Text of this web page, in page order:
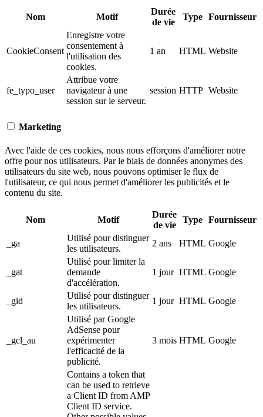
Nom Motif
Durée
de vie
Type Fournisseur
CookieConsent
Enregistre votre
consentement à
l'utilisation des
cookies.
1 an HTML Website
fe_typo_user
Attribue votre
navigateur à une
session sur le serveur.
session HTTP Website
Marketing
Avec l'aide de ces cookies, nous nous efforçons d'améliorer notre
offre pour nos utilisateurs. Par le biais de données anonymes des
utilisateurs du site web, nous pouvons optimiser le flux de
l'utilisateur, ce qui nous permet d'améliorer les publicités et le
contenu du site.
Nom Motif
Durée
de vie
Type Fournisseur
_ga
Utilisé pour distinguer
les utilisateurs.
2 ans HTML Google
_gat
Utilisé pour limiter la
demande
d'accélération.
1 jour HTML Google
_gid
Utilisé pour distinguer
les utilisateurs.
1 jour HTML Google
_gcl_au
Utilisé par Google
AdSense pour
expérimenter
l'efficacité de la
publicité.
3 mois HTML Google
Contains a token that
can be used to retrieve
a Client ID from AMP
Client ID service.